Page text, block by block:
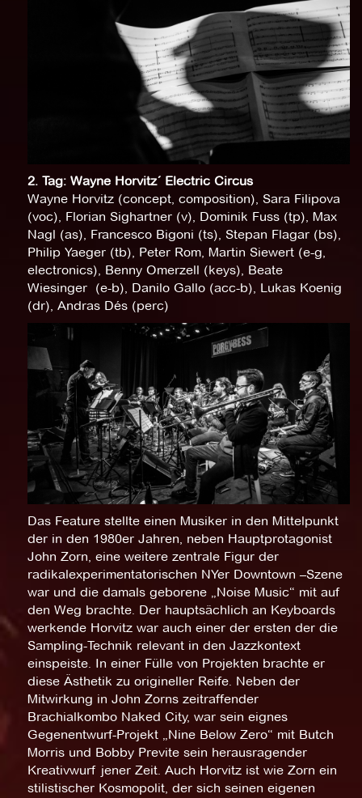
2. Tag: Wayne Horvitz´ Electric Circus
Wayne Horvitz (concept, composition), Sara Filipova
(voc), Florian Sighartner (v), Dominik Fuss (tp), Max
Nagl (as), Francesco Bigoni (ts), Stepan Flagar (bs),
Philip Yaeger (tb), Peter Rom, Martin Siewert (e-g,
electronics), Benny Omerzell (keys), Beate
Wiesinger (e-b), Danilo Gallo (acc-b), Lukas Koenig
(dr), Andras Dés (perc)
Das Feature stellte einen Musiker in den Mittelpunkt
der in den 1980er Jahren, neben Hauptprotagonist
John Zorn, eine weitere zentrale Figur der
radikalexperimentatorischen NYer Downtown –Szene
war und die damals geborene „Noise Music“ mit auf
den Weg brachte. Der hauptsächlich an Keyboards
werkende Horvitz war auch einer der ersten der die
Sampling-Technik relevant in den Jazzkontext
einspeiste. In einer Fülle von Projekten brachte er
diese Ästhetik zu origineller Reife. Neben der
Mitwirkung in John Zorns zeitraffender
Brachialkombo Naked City, war sein eignes
Gegenentwurf-Projekt „Nine Below Zero“ mit Butch
Morris und Bobby Previte sein herausragender
Kreativwurf jener Zeit. Auch Horvitz ist wie Zorn ein
stilistischer Kosmopolit, der sich seinen eigenen